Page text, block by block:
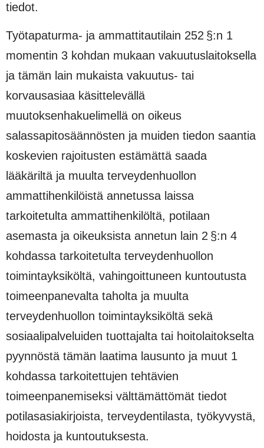
tiedot.
Työtapaturma- ja ammattitautilain 252 §:n 1
momentin 3 kohdan mukaan vakuutuslaitoksella
ja tämän lain mukaista vakuutus- tai
korvausasiaa käsittelevällä
muutoksenhakuelimellä on oikeus
salassapitosäännösten ja muiden tiedon saantia
koskevien rajoitusten estämättä saada
lääkäriltä ja muulta terveydenhuollon
ammattihenkilöistä annetussa laissa
tarkoitetulta ammattihenkilöltä, potilaan
asemasta ja oikeuksista annetun lain 2 §:n 4
kohdassa tarkoitetulta terveydenhuollon
toimintayksiköltä, vahingoittuneen kuntoutusta
toimeenpanevalta taholta ja muulta
terveydenhuollon toimintayksiköltä sekä
sosiaalipalveluiden tuottajalta tai hoitolaitokselta
pyynnöstä tämän laatima lausunto ja muut 1
kohdassa tarkoitettujen tehtävien
toimeenpanemiseksi välttämättömät tiedot
potilasasiakirjoista, terveydentilasta, työkyvystä,
hoidosta ja kuntoutuksesta.